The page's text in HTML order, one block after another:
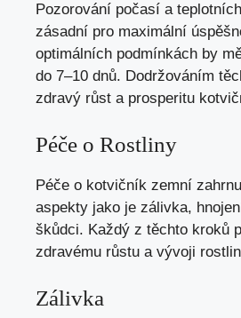
Pozorování počasí a
zásadní pro maximální
optimálních podmínkách by
do 7–10 dnů. Dodržováním
zdravý růst a prosperitu
Péče o Rostliny
Péče o kotvičník zemní
aspekty jako je zálivka,
škůdci. Každý z těchto kroků
zdravému růstu a vývoji
Zálivka